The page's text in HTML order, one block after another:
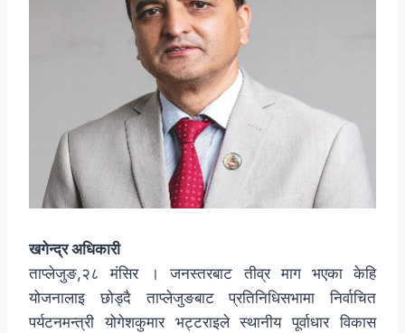
खगेन्द्र अधिकारी
ताप्लेजुङ,२८ मंसिर । जनस्तरबाट तीव्र माग भएका केहि
योजनालाइ छोड्दै ताप्लेजुङबाट प्रतिनिधिसभामा निर्वाचित
पर्यटनमन्त्री योगेशकुमार भट्टराइले स्थानीय पूर्वाधार विकास